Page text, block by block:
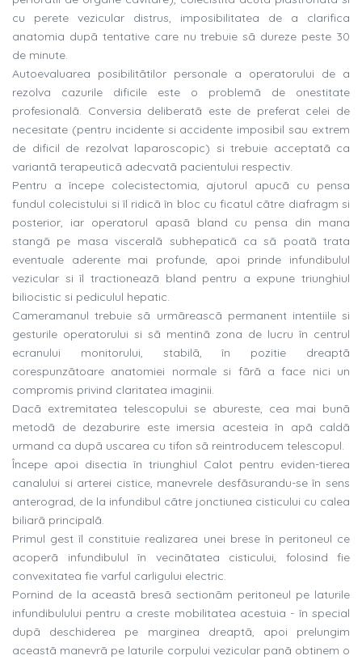
cu perete vezicular distrus, imposibilitatea de a clarifica
anatomia dupã tentative care nu trebuie sã dureze peste 30
de minute.
Autoevaluarea posibilitãtilor personale a operatorului de a
rezolva cazurile dificile este o problemã de onestitate
profesionalã. Conversia deliberatã este de preferat celei de
necesitate (pentru incidente si accidente imposibil sau extrem
de dificil de rezolvat laparoscopic) si trebuie acceptatã ca
variantã terapeuticã adecvatã pacientului respectiv.
Pentru a începe colecistectomia, ajutorul apucã cu pensa
fundul colecistului si îl ridicã în bloc cu ficatul cãtre diafragm si
posterior, iar operatorul apasã bland cu pensa din mana
stangã pe masa visceralã subhepaticã ca sã poatã trata
eventuale aderente mai profunde, apoi prinde infundibulul
vezicular si îl tractioneazã bland pentru a expune triunghiul
biliocistic si pediculul hepatic.
Cameramanul trebuie sã urmãreascã permanent intentiile si
gesturile operatorului si sã mentinã zona de lucru în centrul
ecranului monitorului, stabilã, în pozitie dreaptã
corespunzãtoare anatomiei normale si fãrã a face nici un
compromis privind claritatea imaginii.
Dacã extremitatea telescopului se abureste, cea mai bunã
metodã de dezaburire este imersia acesteia în apã caldã
urmand ca dupã uscarea cu tifon sã reintroducem telescopul.
Începe apoi disectia în triunghiul Calot pentru eviden-tierea
canalului si arterei cistice, manevrele desfãsurandu-se în sens
anterograd, de la infundibul cãtre jonctiunea cisticului cu calea
biliarã principalã.
Primul gest îl constituie realizarea unei brese în peritoneul ce
acoperã infundibulul în vecinãtatea cisticului, folosind fie
convexitatea fie varful carligului electric.
Pornind de la aceastã bresã sectionãm peritoneul pe laturile
infundibulului pentru a creste mobilitatea acestuia - în special
dupã deschiderea pe marginea dreaptã, apoi prelungim
aceastã manevrã pe laturile corpului vezicular panã obtinem o